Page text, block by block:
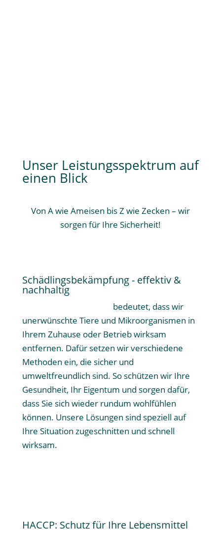
Unser Leistungsspektrum auf
einen Blick
Von A wie Ameisen bis Z wie Zecken – wir
sorgen für Ihre Sicherheit!
Schädlingsbekämpfung - effektiv &
nachhaltig
bedeutet, dass wir
unerwünschte Tiere und Mikroorganismen in
Ihrem Zuhause oder Betrieb wirksam
entfernen. Dafür setzen wir verschiedene
Methoden ein, die sicher und
umweltfreundlich sind. So schützen wir Ihre
Gesundheit, Ihr Eigentum und sorgen dafür,
dass Sie sich wieder rundum wohlfühlen
können. Unsere Lösungen sind speziell auf
Ihre Situation zugeschnitten und schnell
wirksam.
HACCP: Schutz für Ihre Lebensmittel